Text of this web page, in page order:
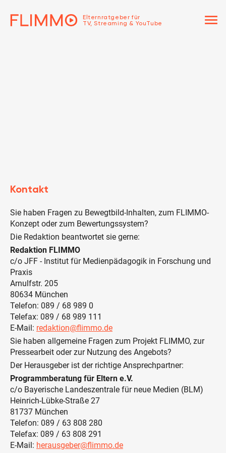
Elternratgeber für
TV, Streaming & YouTube
menu
Kontakt
Sie haben Fragen zu Bewegtbild-Inhalten, zum FLIMMO-
Konzept oder zum Bewertungssystem?
Die Redaktion beantwortet sie gerne:
Redaktion FLIMMO
c/o JFF - Institut für Medienpädagogik in Forschung und
Praxis
Arnulfstr. 205
80634 München
Telefon: 089 / 68 989 0
Telefax: 089 / 68 989 111
E-Mail: redaktion@flimmo.de
Sie haben allgemeine Fragen zum Projekt FLIMMO, zur
Pressearbeit oder zur Nutzung des Angebots?
Der Herausgeber ist der richtige Ansprechpartner:
Programmberatung für Eltern e.V.
c/o Bayerische Landeszentrale für neue Medien (BLM)
Heinrich-Lübke-Straße 27
81737 München
Telefon: 089 / 63 808 280
Telefax: 089 / 63 808 291
E-Mail: herausgeber@flimmo.de